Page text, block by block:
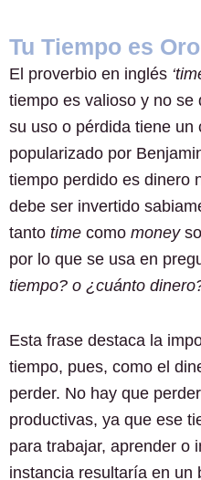
Tu Tiempo es Oro
El proverbio en inglés
tiempo es valioso y no
su uso o pérdida tiene un
popularizado por
tiempo perdido es dinero
debe ser invertido
tanto time como money
por lo que se usa en
tiempo? o ¿cuánto
Esta frase destaca la
tiempo, pues, como el
perder. No hay que
productivas, ya que ese
para trabajar, aprender o
instancia resultaría en un